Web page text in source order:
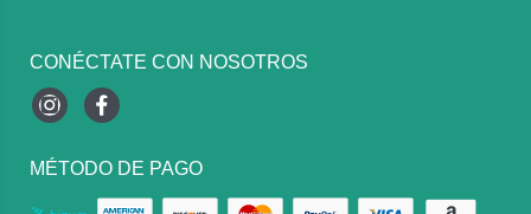
CONÉCTATE CON NOSOTROS
InstagramFacebook
MÉTODO DE PAGO